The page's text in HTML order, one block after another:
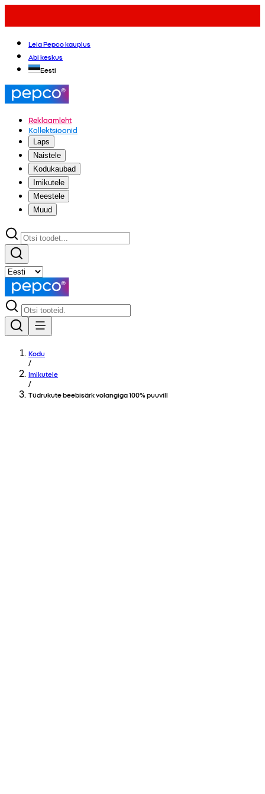
Leia Pepco kauplus
Abi keskus
Eesti
Reklaamleht
Kollektsioonid
Laps
Naistele
Kodukaubad
Imikutele
Meestele
Muud
Kodu
/
Imikutele
/
Tüdrukute beebisärk volangiga 100% puuvill